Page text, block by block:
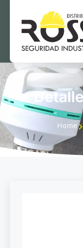
Home